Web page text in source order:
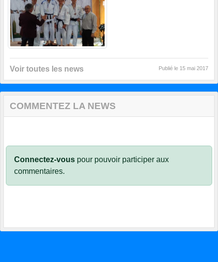
Voir toutes les news Publié le 15 mai 2017
COMMENTEZ LA NEWS
Connectez-vous pour pouvoir participer aux
commentaires.